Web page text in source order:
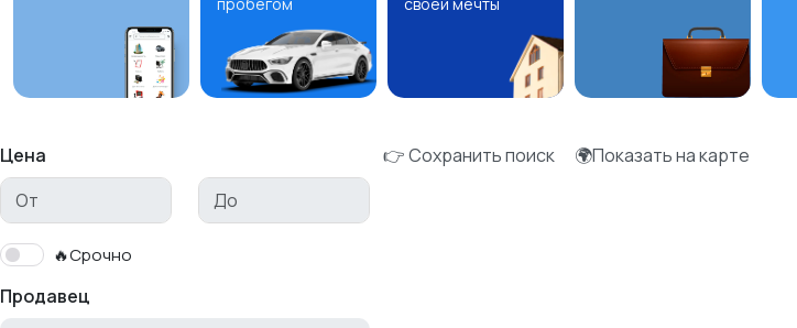
Цена
🔥Срочно
Продавец
👉 Сохранить поиск 🌍Показать на карте